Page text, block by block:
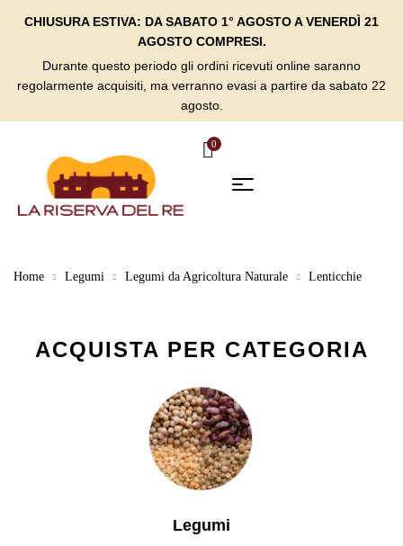
CHIUSURA ESTIVA: DA SABATO 1° AGOSTO A VENERDÌ 21
AGOSTO COMPRESI.
Durante questo periodo gli ordini ricevuti online saranno
regolarmente acquisiti, ma verranno evasi a partire da sabato 22
agosto.
0
Home Legumi Legumi da Agricoltura Naturale Lenticchie
ACQUISTA PER CATEGORIA
Legumi